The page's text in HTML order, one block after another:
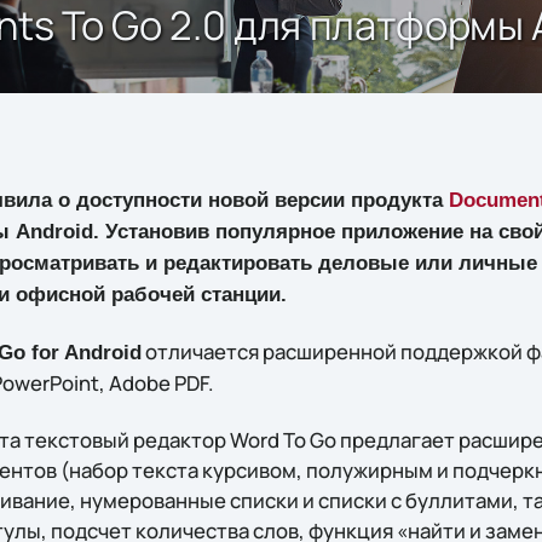
To Go 2.0 для платформы
о доступности новой версии продукта
Установив популярное приложение на
и редактировать деловые или
офисной рабочей станции.
for Androidотличается расширенной поддержкой
Adobe PDF.
текстовый редактор Word To Go предлагает
(набор текста курсивом, полужирным и
нумерованные списки и списки с буллитами,
подсчет количества слов, функция «найти и